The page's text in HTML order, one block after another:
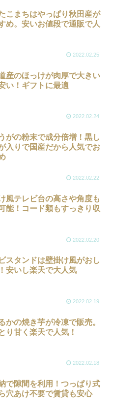
こまちはやっぱり秋田産が
め。安いお値段で通販で人
2022.02.25
産のほっけが肉厚で大きい
い！ギフトに最適
2022.02.24
がの粉末で成分倍増！黒し
入りで国産だから人気でお
2022.02.22
風テレビ台の高さや角度も
能！コード類もすっきり収
2022.02.20
スタンドは壁掛け風がおし
安いし楽天で大人気
2022.02.19
かの焼き芋が冷凍で販売。
り甘く楽天で人気！
2022.02.18
で隙間を利用！つっぱり式
穴あけ不要で賃貸も安心